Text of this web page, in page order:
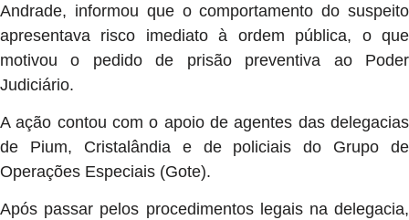
Andrade, informou que o comportamento do suspeito
apresentava risco imediato à ordem pública, o que
motivou o pedido de prisão preventiva ao Poder
Judiciário.
A ação contou com o apoio de agentes das delegacias
de Pium, Cristalândia e de policiais do Grupo de
Operações Especiais (Gote).
Após passar pelos procedimentos legais na delegacia,